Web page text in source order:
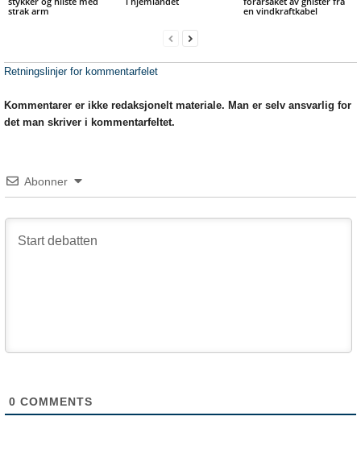
strak arm
en vindkraftkabel
Retningslinjer for kommentarfelet
Kommentarer er ikke redaksjonelt materiale. Man er selv ansvarlig for
det man skriver i kommentarfeltet.
Abonner
0 COMMENTS